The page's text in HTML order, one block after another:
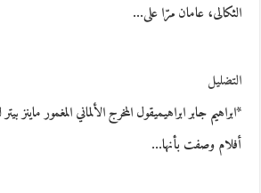
الثكالى، عامان مرّا على…
التضليل
*ابراهيم جابر ابراهيميقول المخرج الألماني المغمور ماينز
أفلام وصفت بأنها…